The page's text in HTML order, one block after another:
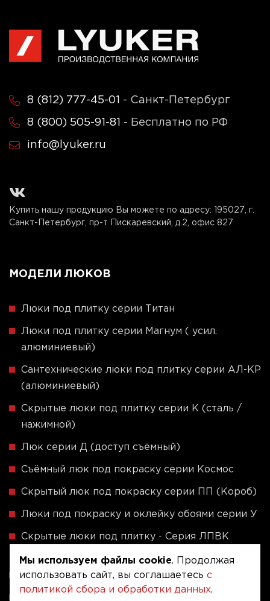
8 (812) 777-45-01 - Санкт-Петербург
8 (800) 505-91-81 - Бесплатно по РФ
info@lyuker.ru
Купить нашу продукцию Вы можете по адресу:
195027, г.
Санкт-Петербург, пр-т Пискаревский, д.2, офис 827
МОДЕЛИ ЛЮКОВ
Люки под плитку серии Титан
Люки под плитку серии Магнум ( усил.
алюминиевый)
Сантехнические люки под плитку серии АЛ-КР
(алюминиевый)
Скрытые люки под плитку серии K (сталь /
нажимной)
Люк серии Д (доступ съёмный)
Съёмный люк под покраску серии Космос
Скрытый люк под покраску серии ПП (Короб)
Люки под покраску и оклейку обоями серии У
Скрытые люки под плитку - Серия ЛПВК
Ревизионные люки серии A (сталь / присоска)
Мы используем файлы cookie. Продолжая
использовать сайт, вы соглашаетесь с
политикой сбора и обработки данных.